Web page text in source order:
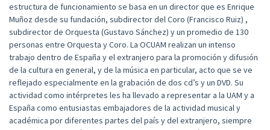
estructura de funcionamiento se basa en un director que es Enrique
Muñoz desde su fundación, subdirector del Coro (Francisco Ruiz) ,
subdirector de Orquesta (Gustavo Sánchez) y un promedio de 130
personas entre Orquesta y Coro. La OCUAM realizan un intenso
trabajo dentro de España y el extranjero para la promoción y difusión
de la cultura en general, y de la música en particular, acto que se ve
reflejado especialmente en la grabación de dos cd’s y un DVD. Su
actividad como intérpretes les ha llevado a representar a la UAM y a
España como entusiastas embajadores de la actividad musical y
académica por diferentes partes del país y del extranjero, siempre